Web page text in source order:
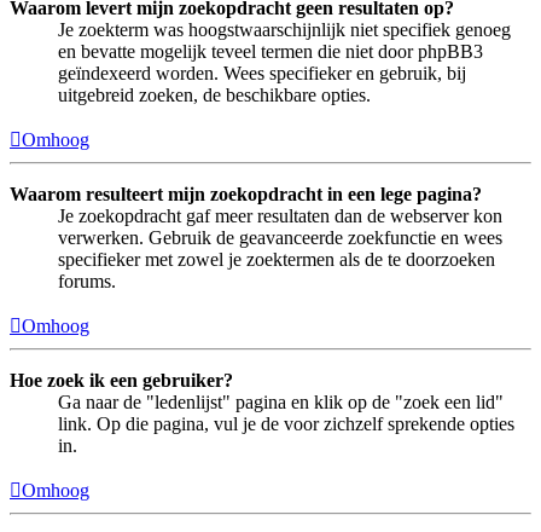
Waarom levert mijn zoekopdracht geen resultaten op?
Je zoekterm was hoogstwaarschijnlijk niet specifiek genoeg
en bevatte mogelijk teveel termen die niet door phpBB3
geïndexeerd worden. Wees specifieker en gebruik, bij
uitgebreid zoeken, de beschikbare opties.
Omhoog
Waarom resulteert mijn zoekopdracht in een lege pagina?
Je zoekopdracht gaf meer resultaten dan de webserver kon
verwerken. Gebruik de geavanceerde zoekfunctie en wees
specifieker met zowel je zoektermen als de te doorzoeken
forums.
Omhoog
Hoe zoek ik een gebruiker?
Ga naar de "ledenlijst" pagina en klik op de "zoek een lid"
link. Op die pagina, vul je de voor zichzelf sprekende opties
in.
Omhoog